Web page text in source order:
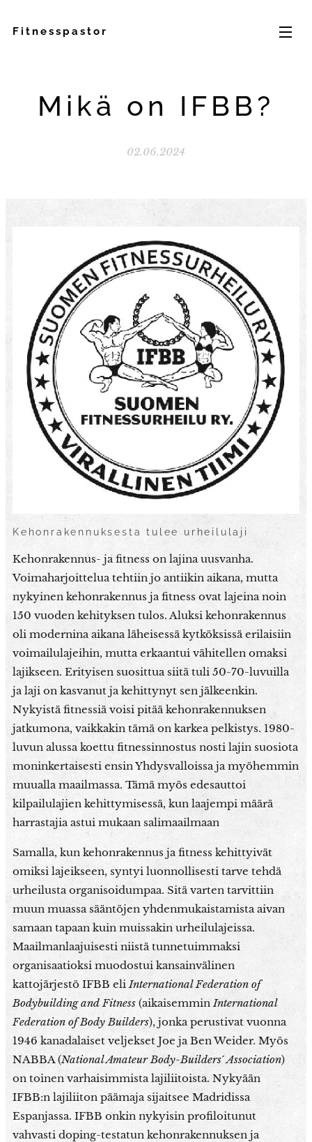
Fitnesspastor
Mikä on IFBB?
02.06.2024
Kehonrakennuksesta tulee urheilulaji
Kehonrakennus- ja fitness on lajina uusvanha.
Voimaharjoittelua tehtiin jo antiikin aikana, mutta
nykyinen kehonrakennus ja fitness ovat lajeina noin
150 vuoden kehityksen tulos. Aluksi kehonrakennus
oli modernina aikana läheisessä kytköksissä erilaisiin
voimailulajeihin, mutta erkaantui vähitellen omaksi
lajikseen. Erityisen suosittua siitä tuli 50-70-luvuilla
ja laji on kasvanut ja kehittynyt sen jälkeenkin.
Nykyistä fitnessiä voisi pitää kehonrakennuksen
jatkumona, vaikkakin tämä on karkea pelkistys. 1980-
luvun alussa koettu fitnessinnostus nosti lajin suosiota
moninkertaisesti ensin Yhdysvalloissa ja myöhemmin
muualla maailmassa. Tämä myös edesauttoi
kilpailulajien kehittymisessä, kun laajempi määrä
harrastajia astui mukaan salimaailmaan
Samalla, kun kehonrakennus ja fitness kehittyivät
omiksi lajeikseen, syntyi luonnollisesti tarve tehdä
urheilusta organisoidumpaa. Sitä varten tarvittiin
muun muassa sääntöjen yhdenmukaistamista aivan
samaan tapaan kuin muissakin urheilulajeissa.
Maailmanlaajuisesti niistä tunnetuimmaksi
organisaatioksi muodostui kansainvälinen
kattojärjestö IFBB eliInternational Federation of
Bodybuilding and Fitness (aikaisemminInternational
Federation of Body Builders), jonka perustivat vuonna
1946 kanadalaiset veljekset Joe ja Ben Weider. Myös
NABBA (National Amateur Body-Builders´ Association)
on toinen varhaisimmista lajiliitoista. Nykyään
IFBB:n lajiliiton päämaja sijaitsee Madridissa
Espanjassa. IFBB onkin nykyisin profiloitunut
vahvasti doping-testatun kehonrakennuksen ja